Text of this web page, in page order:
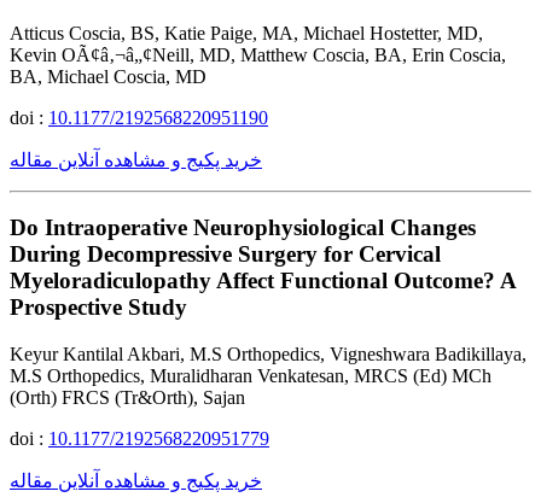
Atticus Coscia, BS, Katie Paige, MA, Michael Hostetter, MD,
Kevin OÃ¢â‚¬â„¢Neill, MD, Matthew Coscia, BA, Erin Coscia,
BA, Michael Coscia, MD
doi : 10.1177/2192568220951190
خرید پکیج و مشاهده آنلاین مقاله
Do Intraoperative Neurophysiological Changes
During Decompressive Surgery for Cervical
Myeloradiculopathy Affect Functional Outcome? A
Prospective Study
Keyur Kantilal Akbari, M.S Orthopedics, Vigneshwara Badikillaya,
M.S Orthopedics, Muralidharan Venkatesan, MRCS (Ed) MCh
(Orth) FRCS (Tr&Orth), Sajan
doi : 10.1177/2192568220951779
خرید پکیج و مشاهده آنلاین مقاله